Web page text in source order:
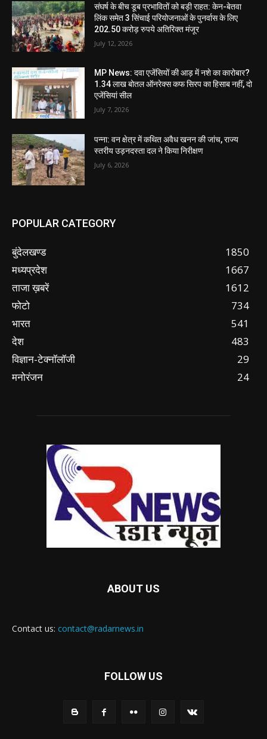
संघर्ष के बीच डूब प्रभावितों को बड़ी राहत: केन-बेतवा
लिंक समेत 3 सिंचाई परियोजनाओं के पुनर्वास के लिए
202.50 करोड़ रुपये अतिरिक्त मंजूर
July 12, 2026
MP News: दवा एजेंसियों की आड़ में नशे का कारोबार?
1.34 लाख बोतल ऑनरेक्स कफ सिरप का हिसाब नहीं, दो
एजेंसियां सील
July 7, 2026
पन्ना: वन क्षेत्र में कथित अवैध खनन की जांच, राज्य
स्तरीय उड़नदस्ता दल ने किया निरीक्षण
July 6, 2026
POPULAR CATEGORY
बुंदेलखण्ड
1850
मध्यप्रदेश
1667
ताजा ख़बरें
1612
फोटो
734
भारत
541
देश
483
विज्ञान-टेक्नॉलॉजी
29
मनोरंजन
24
ABOUT US
Contact us: contact@radarnews.in
FOLLOW US